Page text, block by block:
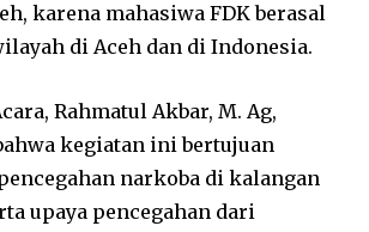
karena mahasiwa FDK berasal
di Aceh dan di Indonesia.
Rahmatul Akbar, M. Ag,
kegiatan ini bertujuan
narkoba di kalangan
upaya pencegahan dari